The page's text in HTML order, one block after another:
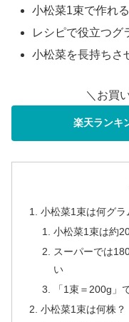
小松菜1束で作れ
レシピで役立つグ
小松菜を長持ちさ
＼お買
楽天ランキ
小松菜1束は何グ
小松菜1束は約
スーパーでは
い
「1束＝200g」
小松菜1束は何株